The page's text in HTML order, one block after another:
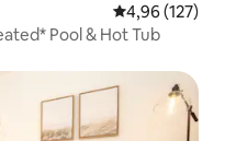
4,96 af 5 í
4,96 (127)
Pool & Hot Tub